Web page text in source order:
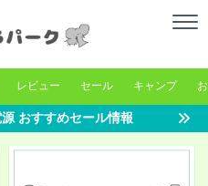
レビュー セール キャンプ
おすすめセール情報